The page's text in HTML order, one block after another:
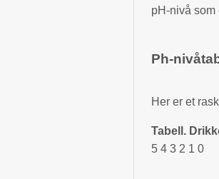
pH-nivå som
Ph-
Her er et
Tabell.
5 4 3 2 1 0